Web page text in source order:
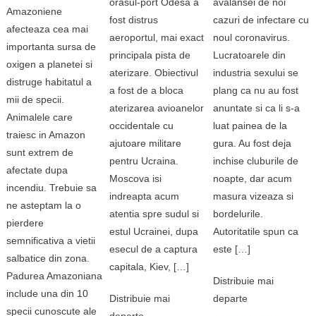
Amazoniene
afecteaza cea mai
importanta sursa de
oxigen a planetei si
distruge habitatul a
mii de specii.
Animalele care
traiesc in Amazon
sunt extrem de
afectate dupa
incendiu. Trebuie sa
ne asteptam la o
pierdere
semnificativa a vietii
salbatice din zona.
Padurea Amazoniana
include una din 10
specii cunoscute ale
fost distrus
aeroportul, mai exact
principala pista de
aterizare. Obiectivul
a fost de a bloca
aterizarea avioanelor
occidentale cu
ajutoare militare
pentru Ucraina.
Moscova isi
indreapta acum
atentia spre sudul si
estul Ucrainei, dupa
esecul de a captura
capitala, Kiev, […]
Distribuie mai
cazuri de infectare cu
noul coronavirus.
Lucratoarele din
industria sexului se
plang ca nu au fost
anuntate si ca li s-a
luat painea de la
gura. Au fost deja
inchise cluburile de
noapte, dar acum
masura vizeaza si
bordelurile.
Autoritatile spun ca
este […]
Distribuie mai
departe